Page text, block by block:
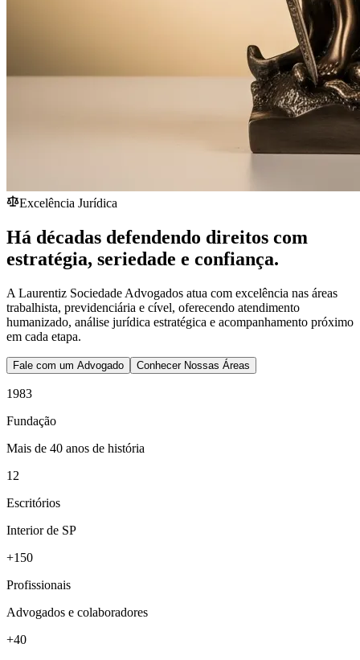
Excelência Jurídica
Há décadas defendendo direitos com
estratégia, seriedade e confiança.
A Laurentiz Sociedade Advogados atua com excelência nas áreas
trabalhista, previdenciária e cível, oferecendo atendimento
humanizado, análise jurídica estratégica e acompanhamento próximo
em cada etapa.
Fale com um Advogado Conhecer Nossas Áreas
1983
Fundação
Mais de 40 anos de história
12
Escritórios
Interior de SP
+150
Profissionais
Advogados e colaboradores
+40